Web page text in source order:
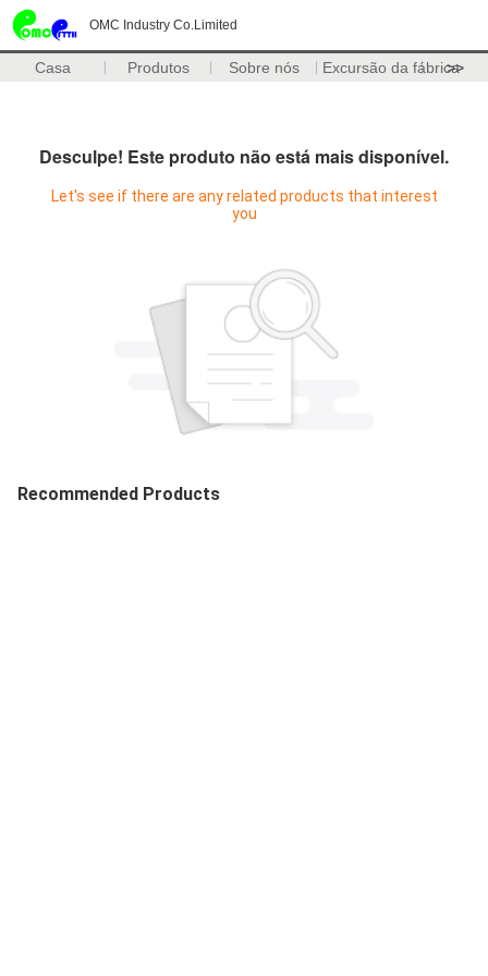
OMC Industry Co.Limited
Casa Produtos Sobre nós Excursão da fábrica
>>
Desculpe! Este produto não está mais disponível.
Let's see if there are any related products that interest
you
Recommended Products